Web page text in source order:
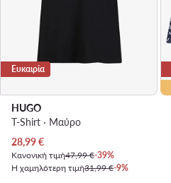
Ευκαιρία
HUGO
T-Shirt · Μαύρο
Τρέχουσα τιμή
28,99€
Κανονική τιμή47,99 €-39%
Η χαμηλότερη τιμή31,99 €-9%